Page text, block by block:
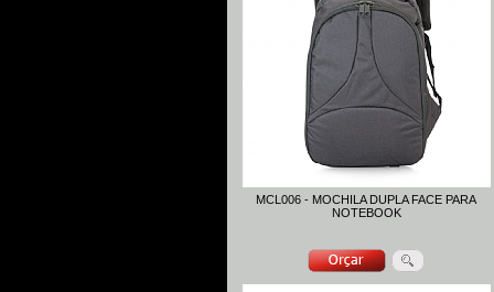
MCL006 - MOCHILA DUPLA FACE PARA
NOTEBOOK